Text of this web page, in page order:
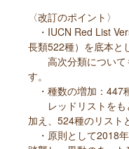
〈改訂のポイント〉
・IUCN Red List
長類522種）を底本と
高次分類について
す。
・種数の増加：
レッドリストをも
加え、524種のリスト
・原則として2018